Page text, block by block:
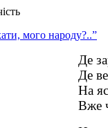
мого народу?..”
Де
Де
На
Вже